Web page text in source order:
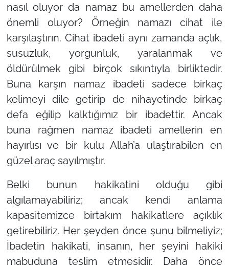
nasıl oluyor da namaz bu amellerden daha
önemli oluyor? Örneğin namazı cihat ile
karşılaştırın. Cihat ibadeti aynı zamanda açlık,
susuzluk, yorgunluk, yaralanmak ve
öldürülmek gibi birçok sıkıntıyla birliktedir.
Buna karşın namaz ibadeti sadece birkaç
kelimeyi dile getirip de nihayetinde birkaç
defa eğilip kalktığımız bir ibadettir. Ancak
buna rağmen namaz ibadeti amellerin en
hayırlısı ve bir kulu Allah’a ulaştırabilen en
güzel araç sayılmıştır.
Belki bunun hakikatini olduğu gibi
algılamayabiliriz; ancak kendi anlama
kapasitemizce birtakım hakikatlere açıklık
getirebiliriz. Her şeyden önce şunu bilmeliyiz;
İbadetin hakikati, insanın, her şeyini hakiki
mabuduna teslim etmesidir. Daha önce